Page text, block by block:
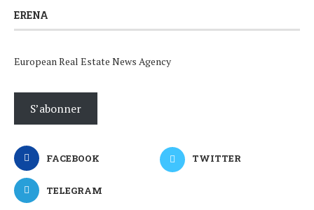
ERENA
European Real Estate News Agency
S’abonner
FACEBOOK TWITTER
TELEGRAM